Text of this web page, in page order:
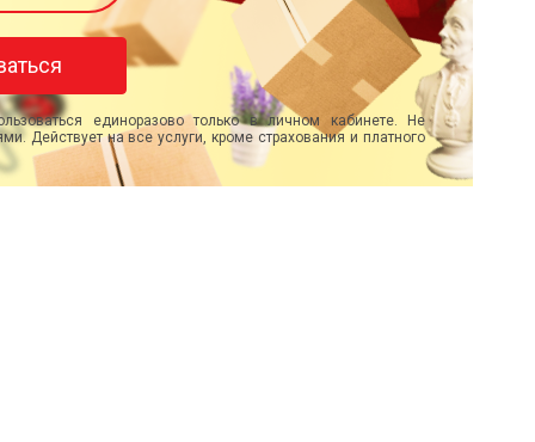
единоразово только в личном кабинете. Не
Действует на все услуги, кроме страхования и платного